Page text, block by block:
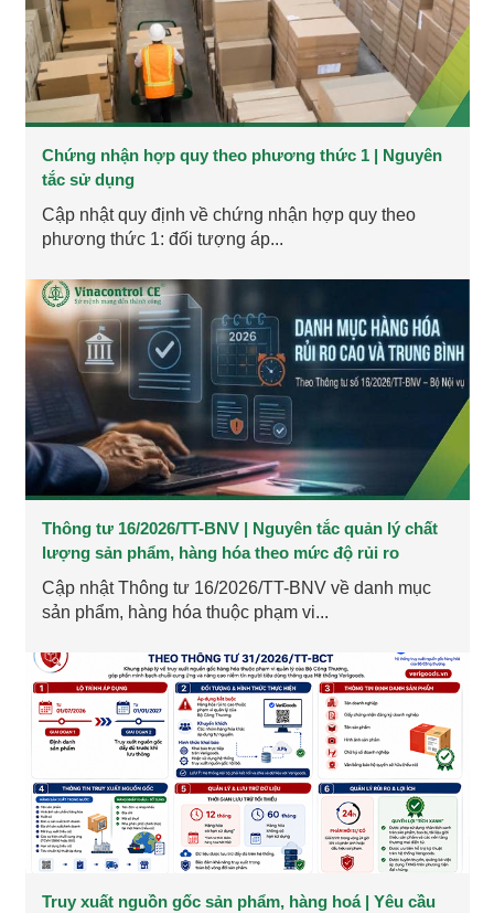
Chứng nhận hợp quy theo phương thức 1 | Nguyên
tắc sử dụng
Cập nhật quy định về chứng nhận hợp quy theo
phương thức 1: đối tượng áp...
Thông tư 16/2026/TT-BNV | Nguyên tắc quản lý chất
lượng sản phẩm, hàng hóa theo mức độ rủi ro
Cập nhật Thông tư 16/2026/TT-BNV về danh mục
sản phẩm, hàng hóa thuộc phạm vi...
Truy xuất nguồn gốc sản phẩm, hàng hoá | Yêu cầu